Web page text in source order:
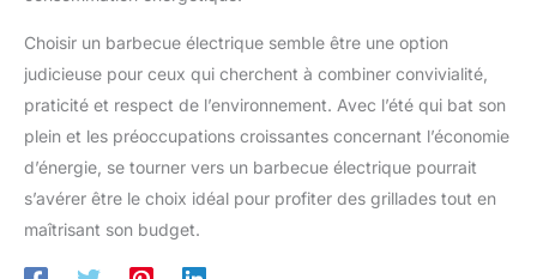
grilles : acier, fonte, grill plat, fumoir. Idéal pour la maison, le
intégré, nettoyage impeccable】Pare-éclaboussures intégré
Nettoyage propre, hygiénique et pratique pour vos séances de
Choisir un barbecue électrique semble être une option
judicieuse pour ceux qui cherchent à combiner convivialité,
praticité et respect de l’environnement. Avec l’été qui bat son
plein et les préoccupations croissantes concernant l’économie
d’énergie, se tourner vers un barbecue électrique pourrait
s’avérer être le choix idéal pour profiter des grillades tout en
maîtrisant son budget.